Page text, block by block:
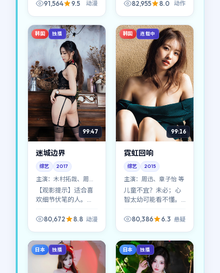
话。《逆光回响》在
一类动漫作品。
91,564 9.5 动漫
路高歌的励志模板，
视线。
82,955 8.0 动作
韩国 独播
99:47
迷城边界
综艺 2017
主演： 木村拓哉、周迅
等【观影提示】适合喜
欢细节伏笔的人。
像拼图，后半段像塌
很长。
80,672 8.8 动漫
韩国 连载中
99:16
霓虹回响
综艺 2015
主演： 周迅、章子怡 等
儿童不宜？未必；心
智太幼可能看不懂。
世界的规则讲得很直
80,386 6.3 悬疑
日本 独播 日本 独播